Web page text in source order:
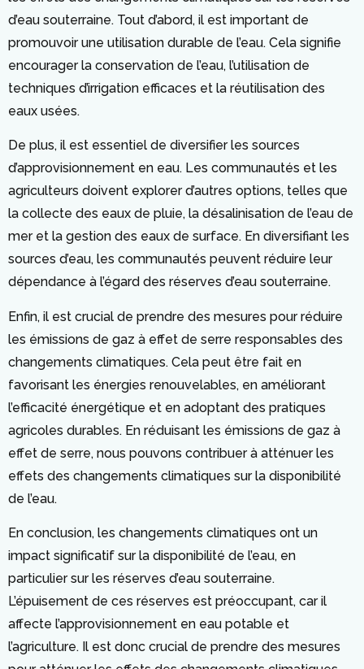
d’eau souterraine. Tout d’abord, il est important de
promouvoir une utilisation durable de l’eau. Cela signifie
encourager la conservation de l’eau, l’utilisation de
techniques d’irrigation efficaces et la réutilisation des
eaux usées.
De plus, il est essentiel de diversifier les sources
d’approvisionnement en eau. Les communautés et les
agriculteurs doivent explorer d’autres options, telles que
la collecte des eaux de pluie, la désalinisation de l’eau de
mer et la gestion des eaux de surface. En diversifiant les
sources d’eau, les communautés peuvent réduire leur
dépendance à l’égard des réserves d’eau souterraine.
Enfin, il est crucial de prendre des mesures pour réduire
les émissions de gaz à effet de serre responsables des
changements climatiques. Cela peut être fait en
favorisant les énergies renouvelables, en améliorant
l’efficacité énergétique et en adoptant des pratiques
agricoles durables. En réduisant les émissions de gaz à
effet de serre, nous pouvons contribuer à atténuer les
effets des changements climatiques sur la disponibilité
de l’eau.
En conclusion, les changements climatiques ont un
impact significatif sur la disponibilité de l’eau, en
particulier sur les réserves d’eau souterraine.
L’épuisement de ces réserves est préoccupant, car il
affecte l’approvisionnement en eau potable et
l’agriculture. Il est donc crucial de prendre des mesures